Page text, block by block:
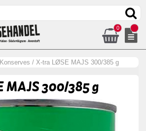
0
Konserves / X-tra LØSE MAJS 300/385 g
300/385 g